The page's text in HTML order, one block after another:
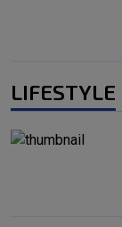
LIFESTYLE